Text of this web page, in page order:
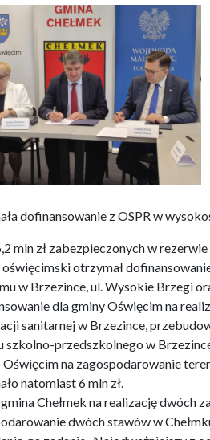
dofinansowanie z OSPR w
mln zł zabezpieczonych w
otrzymał
w Brzezince, ul. Wysokie Brzegi
dla gminy Oświęcim na
sanitarnej w Brzezince,
szkolno-przedszkolnego w
na zagospodarowanie
natomiast 6 mln zł.
Chełmek na realizację dwóch
dwóch stawów w